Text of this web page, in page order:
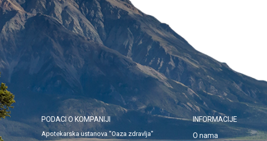
PODACI O KOMPANIJI
Apotekarska ustanova "Oaza zdravlja"
INFORMACIJE
O nama